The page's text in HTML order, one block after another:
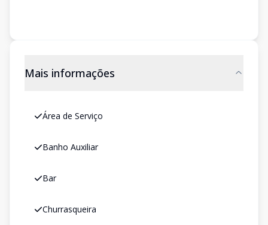
Mais informações
Área de Serviço
Banho Auxiliar
Bar
Churrasqueira